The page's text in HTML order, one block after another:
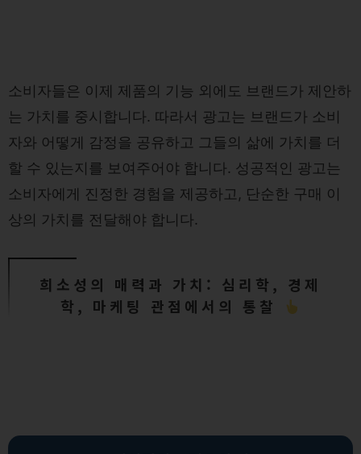
소비자들은 이제 제품의 기능 외에도 브랜드가 제안하
는 가치를 중시합니다. 따라서 광고는 브랜드가 소비
자와 어떻게 감정을 공유하고 그들의 삶에 가치를 더
할 수 있는지를 보여주어야 합니다. 성공적인 광고는
소비자에게 진정한 경험을 제공하고, 단순한 구매 이
상의 가치를 전달해야 합니다.
희소성의 매력과 가치: 심리학, 경제
학, 마케팅 관점에서의 통찰